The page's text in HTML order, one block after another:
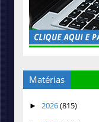
Matérias
► 2026(815)